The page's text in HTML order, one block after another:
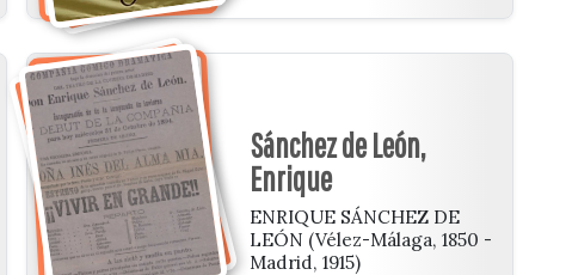
Sánchez de León,
Enrique
ENRIQUE SÁNCHEZ DE
LEÓN (Vélez-Málaga, 1850 -
Madrid, 1915)